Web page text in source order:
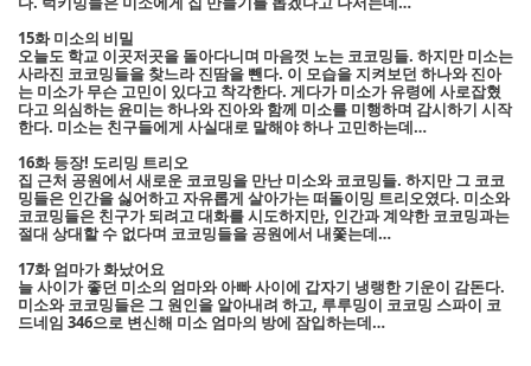
15화 미소의 비밀
오늘도 학교 이곳저곳을 돌아다니며 마음껏 노는 코코밍들. 하지만 미소는
사라진 코코밍들을 찾느라 진땀을 뺀다. 이 모습을 지켜보던 하나와 진아
는 미소가 무슨 고민이 있다고 착각한다. 게다가 미소가 유령에 사로잡혔
다고 의심하는 윤미는 하나와 진아와 함께 미소를 미행하며 감시하기 시작
한다. 미소는 친구들에게 사실대로 말해야 하나 고민하는데…
16화 등장! 도리밍 트리오
집 근처 공원에서 새로운 코코밍을 만난 미소와 코코밍들. 하지만 그 코코
밍들은 인간을 싫어하고 자유롭게 살아가는 떠돌이밍 트리오였다. 미소와
코코밍들은 친구가 되려고 대화를 시도하지만, 인간과 계약한 코코밍과는
절대 상대할 수 없다며 코코밍들을 공원에서 내쫓는데…
17화 엄마가 화났어요
늘 사이가 좋던 미소의 엄마와 아빠 사이에 갑자기 냉랭한 기운이 감돈다.
미소와 코코밍들은 그 원인을 알아내려 하고, 루루밍이 코코밍 스파이 코
드네임 346으로 변신해 미소 엄마의 방에 잠입하는데…